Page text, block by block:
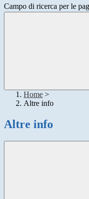
Campo di ricerca per le
Home >
Altre info
Altre info